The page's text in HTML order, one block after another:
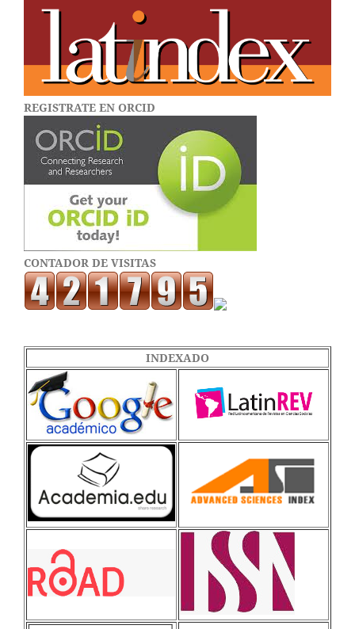
REGISTRATE EN ORCID
CONTADOR DE VISITAS
INDEXADO